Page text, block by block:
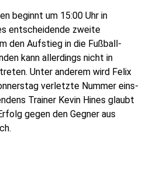
beginnt um 15:00 Uhr in
entscheidende zweite
den Aufstieg in die Fußball-
kann allerdings nicht in
Unter anderem wird Felix
verletzte Nummer eins-
Trainer Kevin Hines glaubt
gegen den Gegner aus